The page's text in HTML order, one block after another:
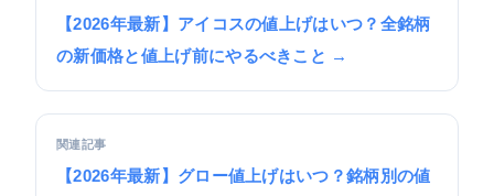
【2026年最新】アイコスの値上げはいつ？全銘柄
の新価格と値上げ前にやるべきこと →
関連記事
【2026年最新】グロー値上げはいつ？銘柄別の値